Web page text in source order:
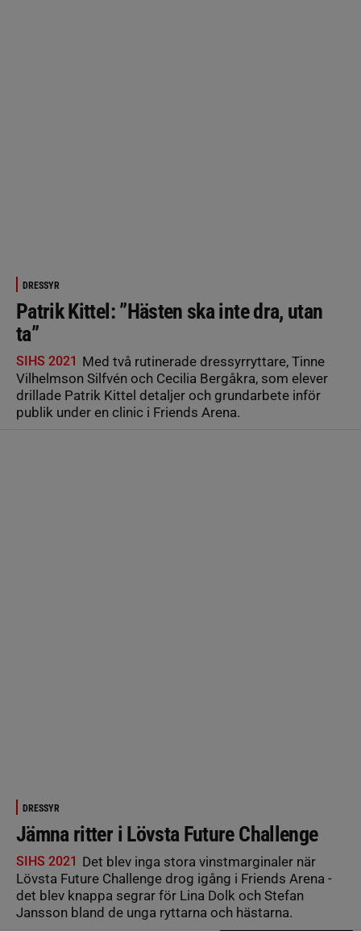
DRESSYR
Patrik Kittel: ”Hästen ska inte dra, utan
ta”
SIHS 2021 Med två rutinerade dressyrryttare, Tinne
Vilhelmson Silfvén och Cecilia Bergåkra, som elever
drillade Patrik Kittel detaljer och grundarbete inför
publik under en clinic i Friends Arena.
DRESSYR
Jämna ritter i Lövsta Future Challenge
SIHS 2021 Det blev inga stora vinstmarginaler när
Lövsta Future Challenge drog igång i Friends Arena -
det blev knappa segrar för Lina Dolk och Stefan
Jansson bland de unga ryttarna och hästarna.